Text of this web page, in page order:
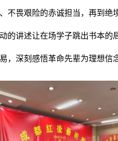
不畏艰险的赤诚担当，再到
的讲述让在场学子跳出书本的
，深刻感悟革命先辈为理想信